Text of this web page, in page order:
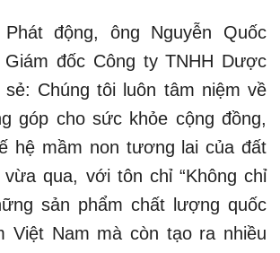
động, ông Nguyễn Quốc
đốc Công ty TNHH Dược
sẻ: Chúng tôi luôn tâm niệm về
góp cho sức khỏe cộng đồng,
hệ mầm non tương lai của đất
qua, với tôn chỉ “Không chỉ
sản phẩm chất lượng quốc
Việt Nam mà còn tạo ra nhiều